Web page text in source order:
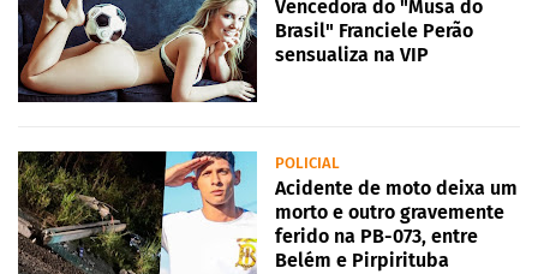
Vencedora do "Musa do
Brasil" Franciele Perão
sensualiza na VIP
POLICIAL
Acidente de moto deixa um
morto e outro gravemente
ferido na PB-073, entre
Belém e Pirpirituba